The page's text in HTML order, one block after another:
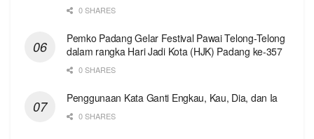
0 SHARES
Pemko Padang Gelar Festival Pawai Telong-Telong
dalam rangka Hari Jadi Kota (HJK) Padang ke-357
0 SHARES
Penggunaan Kata Ganti Engkau, Kau, Dia, dan Ia
0 SHARES